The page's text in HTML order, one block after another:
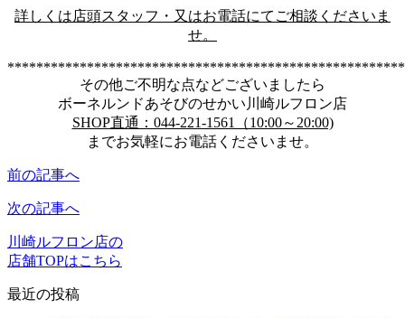
詳しくは店頭スタッフ・又はお電話にてご相談くださいま
せ。
その他ご不明な点などございましたら
ボーネルンドあそびのせかい川崎ルフロン店
SHOP直通：044-221-1561（10:00～20:00)
までお気軽にお電話くださいませ。
前の記事へ
次の記事へ
川崎ルフロン店の
店舗TOPはこちら
最近の投稿